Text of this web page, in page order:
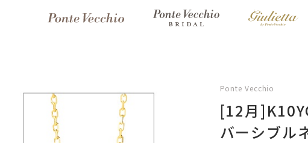
Ponte Vecchio
[12月
バーシブル